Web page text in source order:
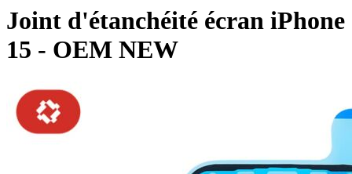
Joint d'étanchéité écran iPhone
15 - OEM NEW